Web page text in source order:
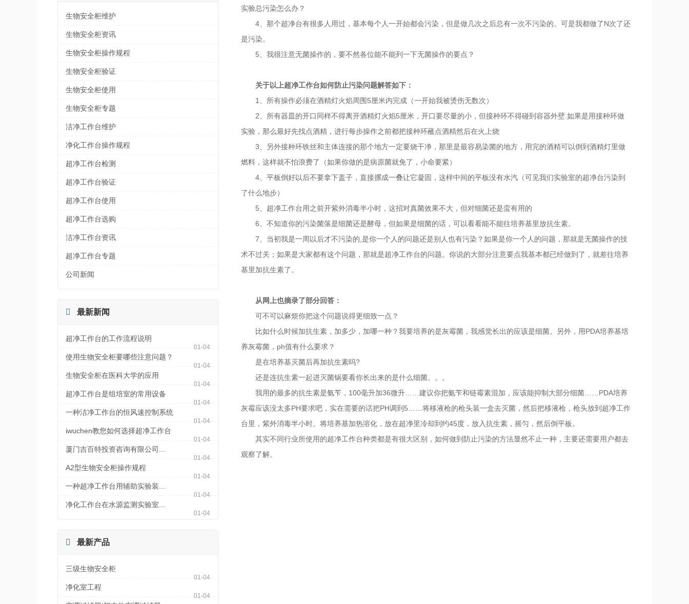
生物安全柜维护
生物安全柜资讯
生物安全柜操作规程
生物安全柜验证
生物安全柜使用
生物安全柜专题
洁净工作台维护
净化工作台操作规程
超净工作台检测
超净工作台验证
超净工作台使用
超净工作台选购
洁净工作台资讯
超净工作台专题
公司新闻
 最新新闻
超净工作台的工作流程说明
01-04
使用生物安全柜要哪些注意问题？
01-04
生物安全柜在医科大学的应用
01-04
超净工作台是组培室的常用设备
01-04
一种洁净工作台的恒风速控制系统
01-04
iwuchen教您如何选择超净工作台
01-04
厦门吉百特投资咨询有限公司...
01-04
A2型生物安全柜操作规程
01-04
一种超净工作台用辅助实验装...
01-04
净化工作台在水源监测实验室...
01-04
 最新产品
三级生物安全柜
01-04
净化室工程
01-04
实验总污染怎么办？
4、那个超净台有很多人用过，基本每个人一开始都会污染，但是做几次之后总有一次不污染的。可是我都做了N次了还
是污染。
5、我很注意无菌操作的，要不然各位能不能列一下无菌操作的要点？
关于以上超净工作台如何防止污染问题解答如下：
1、所有操作必须在酒精灯火焰周围5厘米内完成（一开始我被烫伤无数次）
2、所有器皿的开口同样不得离开酒精灯火焰5厘米，开口要尽量的小，但接种环不得碰到容器外壁.如果是用接种环做
实验，那么最好先找点酒精，进行每步操作之前都把接种环蘸点酒精然后在火上烧
3、另外接种环铁丝和主体连接的那个地方一定要烧干净，那里是最容易染菌的地方，用完的酒精可以倒到酒精灯里做
燃料，这样就不怕浪费了（如果你做的是病原菌就免了，小命要紧）
4、平板倒好以后不要拿下盖子，直接摞成一叠让它凝固，这样中间的平板没有水汽（可见我们实验室的超净台污染到
了什么地步）
5、超净工作台用之前开紫外消毒半小时，这招对真菌效果不大，但对细菌还是蛮有用的
6、不知道你的污染菌落是细菌还是酵母，但如果是细菌的话，可以看看能不能往培养基里放抗生素。
7、当初我是一周以后才不污染的,是你一个人的问题还是别人也有污染？如果是你一个人的问题，那就是无菌操作的技
术不过关；如果是大家都有这个问题，那就是超净工作台的问题。你说的大部分注意要点我基本都已经做到了，就差往培养
基里加抗生素了。
从网上也摘录了部分回答：
可不可以麻烦你把这个问题说得更细致一点？
比如什么时候加抗生素，加多少，加哪一种？我要培养的是灰霉菌，我感觉长出的应该是细菌。另外，用PDA培养基培
养灰霉菌，ph值有什么要求？
是在培养基灭菌后再加抗生素吗?
还是连抗生素一起进灭菌锅要看你长出来的是什么细菌。。。
我用的最多的抗生素是氨苄，100毫升加36微升……建议你把氨苄和链霉素混加，应该能抑制大部分细菌……PDA培养
灰霉应该没太多PH要求吧，实在需要的话把PH调到5……将移液枪的枪头装一盒去灭菌，然后把移液枪，枪头放到超净工作
台里，紫外消毒半小时。将培养基加热溶化，放在超净里冷却到约45度，放入抗生素，摇匀，然后倒平板。
其实不同行业所使用的超净工作台种类都是有很大区别，如何做到防止污染的方法显然不止一种，主要还需要用户都去
观察了解。